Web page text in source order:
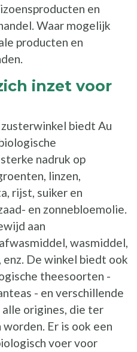
en
Waar mogelijk
producten en
inzet voor
zusterwinkel biedt Au
nadruk op
linzen,
rijst, suiker en
en zonnebloemolie.
aan
wasmiddel,
De winkel biedt ook
theesoorten -
- en verschillende
origines, die ter
Er is ook een
voer voor